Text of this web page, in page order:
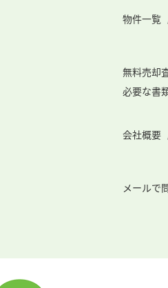
物件一覧
無料売却
必要な書
会社概要
メールで